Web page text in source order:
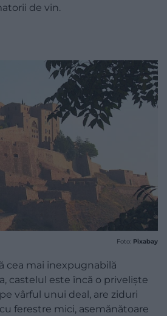
de vin.
Foto: Pixabay
cea mai inexpugnabilă
castelul este încă o priveliște
vârful unui deal, are ziduri
ferestre mici, asemănătoare